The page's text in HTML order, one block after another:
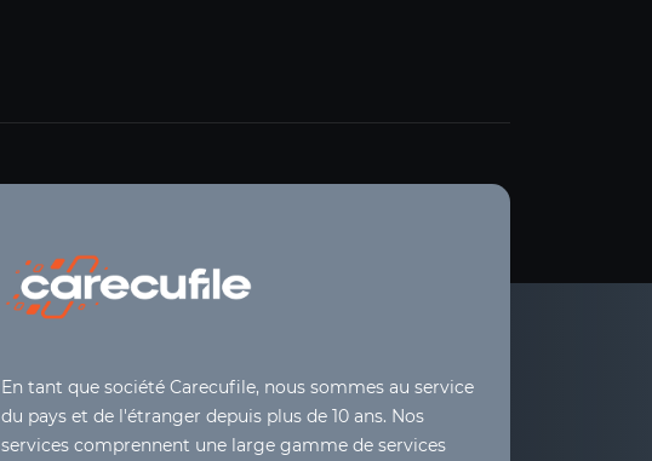
En tant que société Carecufile, nous sommes au service
du pays et de l'étranger depuis plus de 10 ans. Nos
services comprennent une large gamme de services